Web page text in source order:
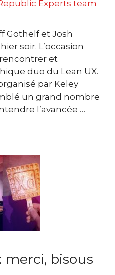
Experts team
Gothelf et Josh
soir. L’occasion
et
duo du Lean UX.
par Keley
un grand nombre
l’avancée …
merci, bisous